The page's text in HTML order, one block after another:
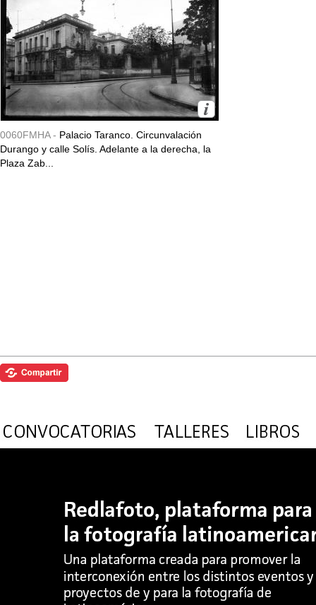
0060FMHA - Palacio Taranco. Circunvalación
Durango y calle Solís. Adelante a la derecha, la
Plaza Zab...